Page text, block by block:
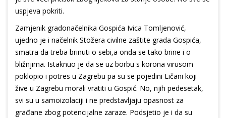
uspjeva pokriti.
Zamjenik gradonačelnika Gospića Ivica Tomljenović,
ujedno je i načelnik Stožera civilne zaštite grada Gospića,
smatra da treba brinuti o sebi,a onda se tako brine i o
bližnjima. Istaknuo je da se uz borbu s korona virusom
poklopio i potres u Zagrebu pa su se pojedini Ličani koji
žive u Zagrebu morali vratiti u Gospić. No, njih pedesetak,
svi su u samoizolaciji i ne predstavljaju opasnost za
građane zbog potencijalne zaraze. Podsjetio je i da su